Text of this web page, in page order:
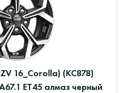
16_Corolla) (КС878)
ET45 алмаз черный